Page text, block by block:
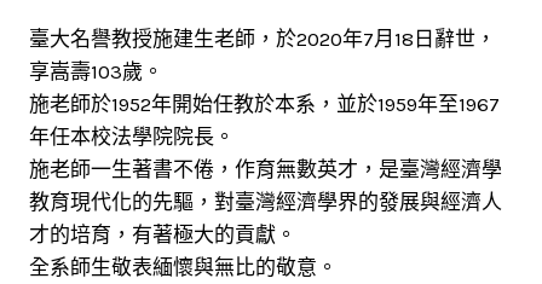
臺大名譽教授施建生老師，於2020年7月18日辭世，
享嵩壽103歲。
施老師於1952年開始任教於本系，並於1959年至1967
年任本校法學院院長。
施老師一生著書不倦，作育無數英才，是臺灣經濟學
教育現代化的先驅，對臺灣經濟學界的發展與經濟人
才的培育，有著極大的貢獻。
全系師生敬表緬懷與無比的敬意。